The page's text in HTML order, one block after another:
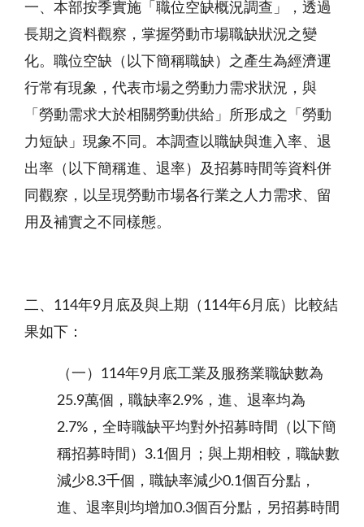
一、本部按季實施「職位空缺概況調查」，透過
長期之資料觀察，掌握勞動市場職缺狀況之變
化。職位空缺（以下簡稱職缺）之產生為經濟運
行常有現象，代表市場之勞動力需求狀況，與
「勞動需求大於相關勞動供給」所形成之「勞動
力短缺」現象不同。本調查以職缺與進入率、退
出率（以下簡稱進、退率）及招募時間等資料併
同觀察，以呈現勞動市場各行業之人力需求、留
用及補實之不同樣態。
二、114年9月底及與上期（114年6月底）比較結
果如下：
（一）114年9月底工業及服務業職缺數為
25.9萬個，職缺率2.9%，進、退率均為
2.7%，全時職缺平均對外招募時間（以下簡
稱招募時間）3.1個月；與上期相較，職缺數
減少8.3千個，職缺率減少0.1個百分點，
進、退率則均增加0.3個百分點，另招募時間